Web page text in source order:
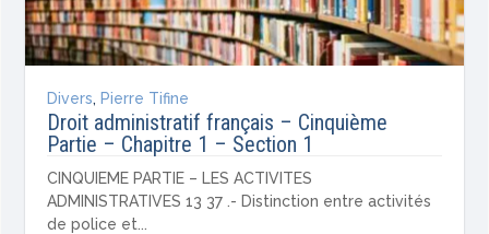
Divers, Pierre Tifine
Droit administratif français – Cinquième
Partie – Chapitre 1 – Section 1
CINQUIEME PARTIE – LES ACTIVITES
ADMINISTRATIVES 13 37 .- Distinction entre activités
de police et...